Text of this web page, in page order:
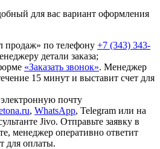
для вас вариант оформления
продаж» по телефону +7 (343) 343-
детали заказа;
«Заказать звонок». Менеджер
15 минут и выставит счет для
почту
, WhatsApp, Telegram или на
Jivo. Отправьте заявку в
менеджер оперативно ответит
для оплаты.